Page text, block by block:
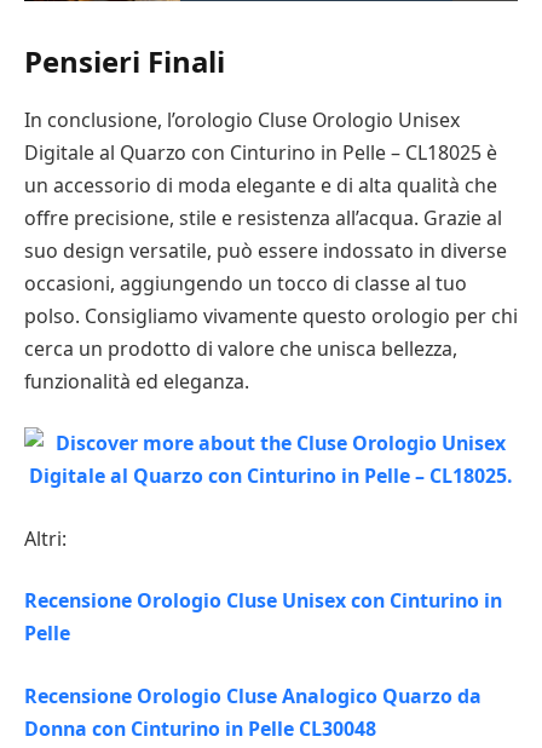
Pensieri Finali
In conclusione, l’orologio Cluse Orologio Unisex
Digitale al Quarzo con Cinturino in Pelle – CL18025 è
un accessorio di moda elegante e di alta qualità che
offre precisione, stile e resistenza all’acqua. Grazie al
suo design versatile, può essere indossato in diverse
occasioni, aggiungendo un tocco di classe al tuo
polso. Consigliamo vivamente questo orologio per chi
cerca un prodotto di valore che unisca bellezza,
funzionalità ed eleganza.
Altri:
Recensione Orologio Cluse Unisex con Cinturino in
Pelle
Recensione Orologio Cluse Analogico Quarzo da
Donna con Cinturino in Pelle CL30048